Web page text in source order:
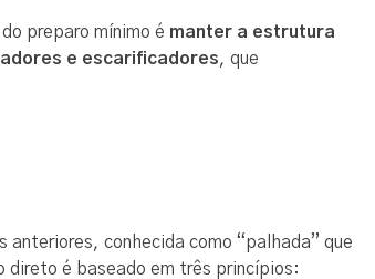
preparo mínimo é manter a estrutura
e escarificadores, que
conhecida como “palhada” que
direto é baseado em três princípios: